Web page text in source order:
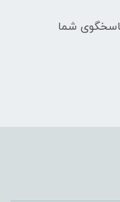
تا پنجشنبه از ساعت 10 الی 19 پاسخگوی شما